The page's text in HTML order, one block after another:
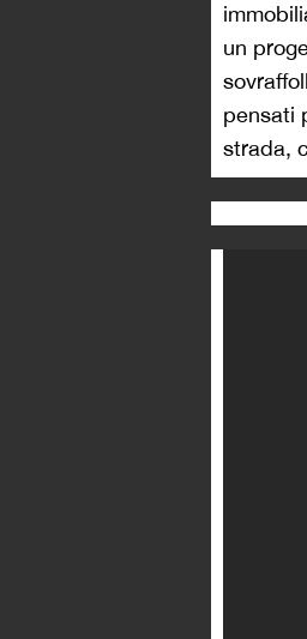
un
pensati
strada,